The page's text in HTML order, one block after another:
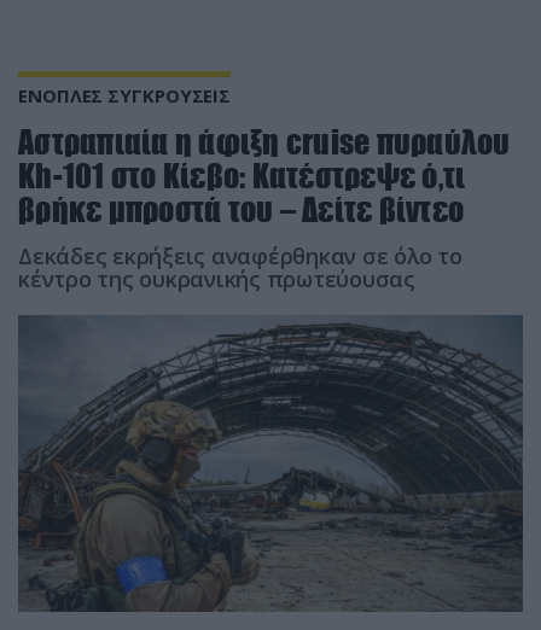
ΕΝΟΠΛΕΣ ΣΥΓΚΡΟΥΣΕΙΣ
Αστραπιαία η άφιξη cruise πυραύλου
Kh-101 στο Κίεβο: Κατέστρεψε ό,τι
βρήκε μπροστά του – Δείτε βίντεο
Δεκάδες εκρήξεις αναφέρθηκαν σε όλο το
κέντρο της ουκρανικής πρωτεύουσας